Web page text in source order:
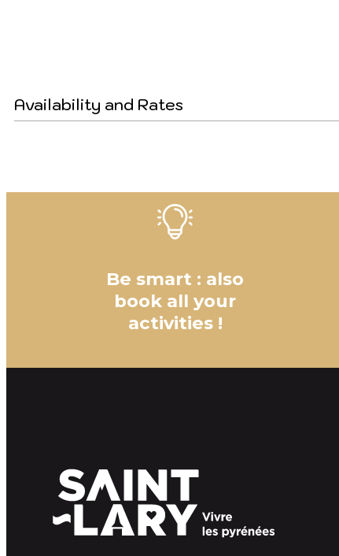
Availability and Rates
Be smart : also
book all your
activities !